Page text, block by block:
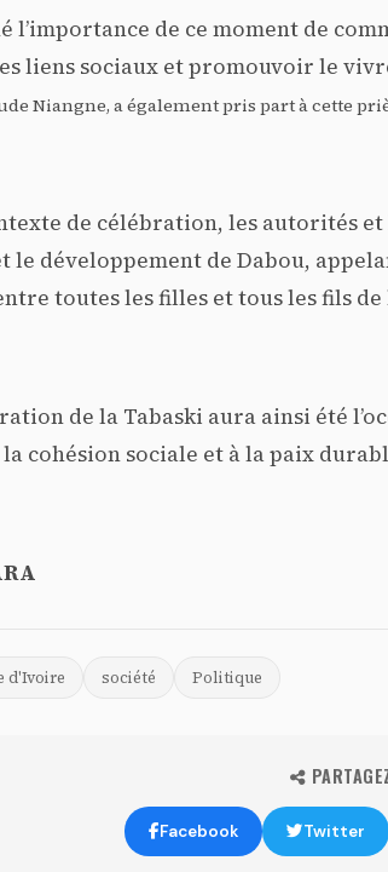
l’importance de ce moment de
liens sociaux et promouvoir le
Niangne, a également pris part à cette
de célébration, les autorités
le développement de Dabou,
toutes les filles et tous les fils de
de la Tabaski aura ainsi été
la cohésion sociale et à la paix
d'Ivoire société Politique
Facebook Twitter